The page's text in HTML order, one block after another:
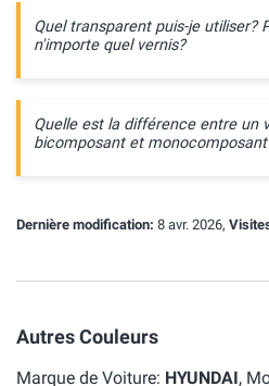
Quel transparent puis-je utiliser?
n'importe quel vernis?
Quelle est la différence entre un
bicomposant et
Dernière modification: 8 avr. 2026,
Autres Couleurs
Marque de Voiture: HYUNDAI,